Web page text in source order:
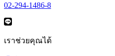
02-294-1486-8
เราช่วยคุณได้